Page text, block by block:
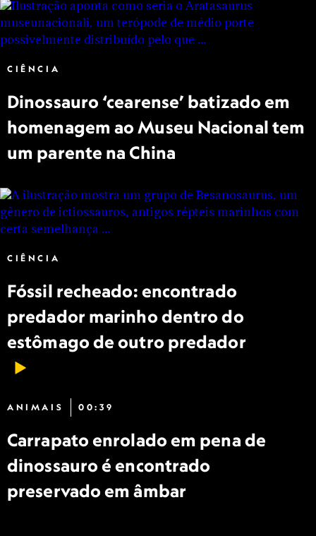
CIÊNCIA
Dinossauro ‘cearense’ batizado em
homenagem ao Museu Nacional tem
um parente na China
CIÊNCIA
Fóssil recheado: encontrado
predador marinho dentro do
estômago de outro predador
ANIMAIS 00:39
Carrapato enrolado em pena de
dinossauro é encontrado
preservado em âmbar